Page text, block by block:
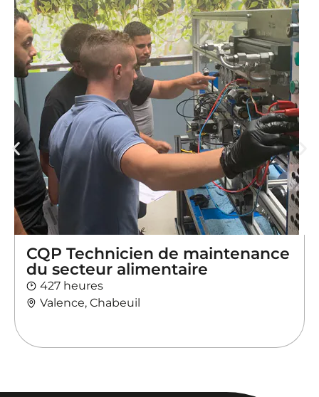
CQP Technicien de maintenance
du secteur alimentaire
427 heures
Valence, Chabeuil